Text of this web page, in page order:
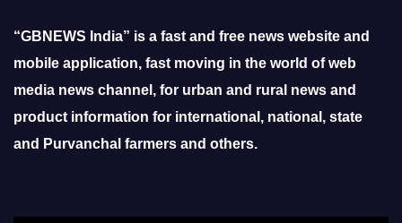
“GBNEWS India” is a fast and free news website and
mobile application, fast moving in the world of web
media news channel, for urban and rural news and
product information for international, national, state
and Purvanchal farmers and others.